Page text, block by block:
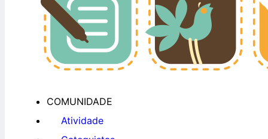
COMUNIDADE
Atividade